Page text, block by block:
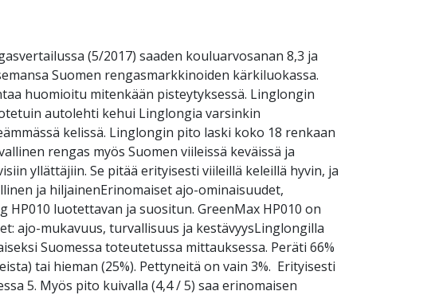
(5/2017) saaden kouluarvosanan 8,3 ja
Suomen rengasmarkkinoiden kärkiluokassa.
huomioitu mitenkään pisteytyksessä. Linglongin
autolehti kehui Linglongia varsinkin
kelissä. Linglongin pito laski koko 18 renkaan
rengas myös Suomen viileissä keväissä ja
yllättäjiin. Se pitää erityisesti viileillä keleillä hyvin, ja
ja hiljainenErinomaiset ajo-ominaisuudet,
luotettavan ja suositun. GreenMax HP010 on
ajo-mukavuus, turvallisuus ja kestävyysLinglongilla
Suomessa toteutetussa mittauksessa. Peräti 66%
tai hieman (25%). Pettyneitä on vain 3%. Erityisesti
5. Myös pito kuivalla (4,4 / 5) saa erinomaisen